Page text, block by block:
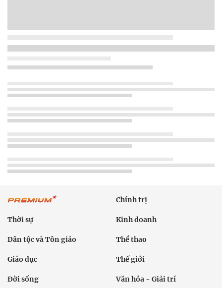
Chính trị
Thời sự Kinh doanh
Dân tộc và Tôn giáo Thể thao
Giáo dục Thế giới
Đời sống Văn hóa - Giải trí